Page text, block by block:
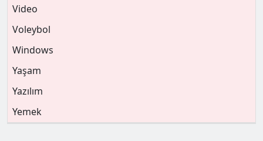
Video
Voleybol
Windows
Yaşam
Yazılım
Yemek